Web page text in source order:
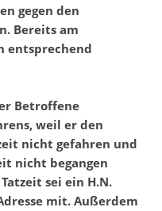
gegen den
Bereits am
entsprechend
Betroffene
weil er den
nicht gefahren und
nicht begangen
sei ein H.N.
mit. Außerdem